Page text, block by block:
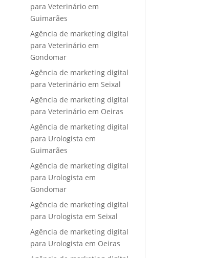
para Veterinário em
Guimarães
Agência de marketing digital
para Veterinário em
Gondomar
Agência de marketing digital
para Veterinário em Seixal
Agência de marketing digital
para Veterinário em Oeiras
Agência de marketing digital
para Urologista em
Guimarães
Agência de marketing digital
para Urologista em
Gondomar
Agência de marketing digital
para Urologista em Seixal
Agência de marketing digital
para Urologista em Oeiras